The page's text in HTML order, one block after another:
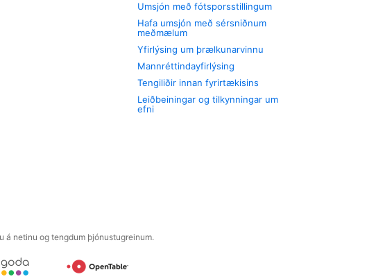
Umsjón með fótsporsstillingum
Hafa umsjón með sérsniðnum
meðmælum
Yfirlýsing um þrælkunarvinnu
Mannréttindayfirlýsing
Tengiliðir innan fyrirtækisins
Leiðbeiningar og tilkynningar um
efni
á netinu og tengdum þjónustugreinum.